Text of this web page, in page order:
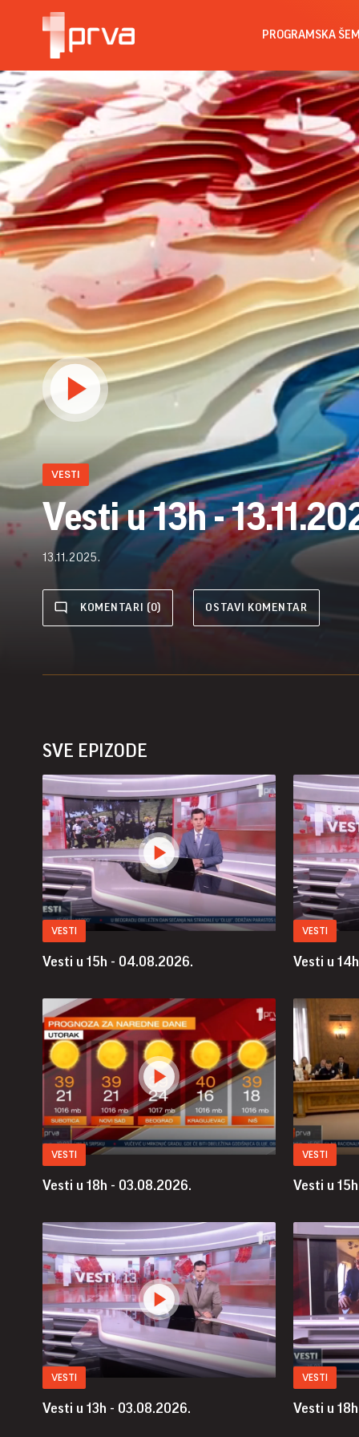
PROGRAMSKA
VESTI
Vesti u 13h -
13.11.2025.
KOMENTARI (0) OSTAVI KOMENTAR
SVE EPIZODE
VESTI
Vesti u 15h - 04.08.2026.
VESTI
Vesti u
VESTI
Vesti u 18h - 03.08.2026.
VESTI
Vesti u
VESTI
Vesti u 13h - 03.08.2026.
VESTI
Vesti u